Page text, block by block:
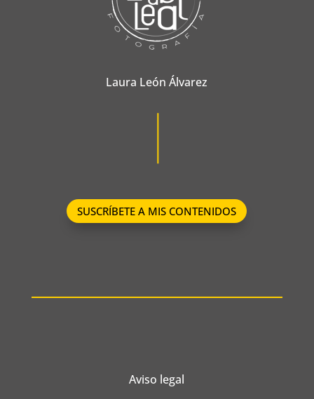
Laura León Álvarez
SUSCRÍBETE A MIS CONTENIDOS
Aviso legal